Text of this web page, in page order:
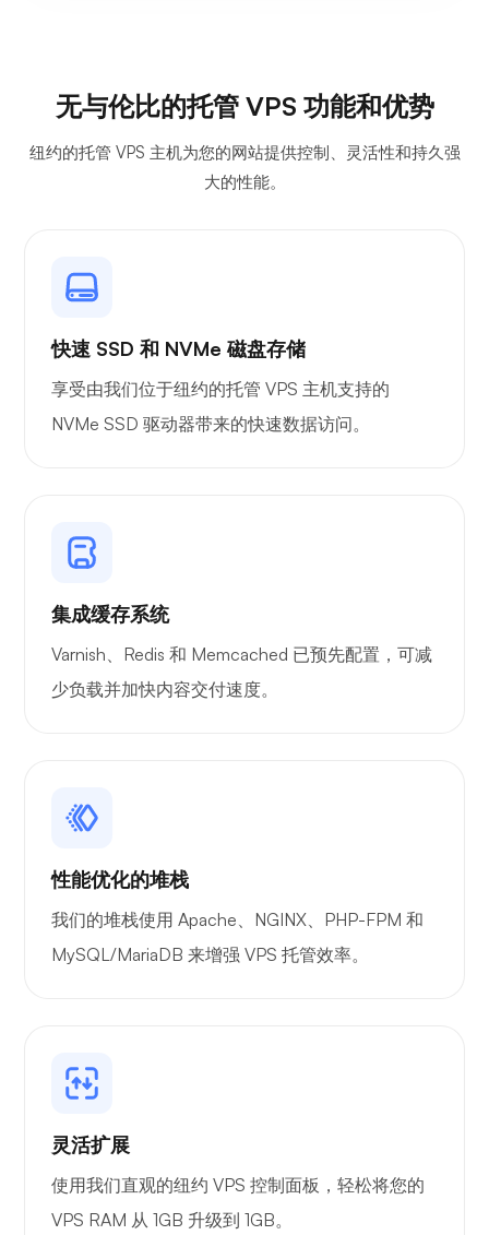
无与伦比的托管 VPS 功能和优势
纽约的托管 VPS 主机为您的网站提供控制、灵活性和持久强
大的性能。
快速 SSD 和 NVMe 磁盘存储
享受由我们位于纽约的托管 VPS 主机支持的
NVMe SSD 驱动器带来的快速数据访问。
集成缓存系统
Varnish、Redis 和 Memcached 已预先配置，可减
少负载并加快内容交付速度。
性能优化的堆栈
我们的堆栈使用 Apache、NGINX、PHP-FPM 和
MySQL/MariaDB 来增强 VPS 托管效率。
灵活扩展
使用我们直观的纽约 VPS 控制面板，轻松将您的
VPS RAM 从 1GB 升级到 1GB。